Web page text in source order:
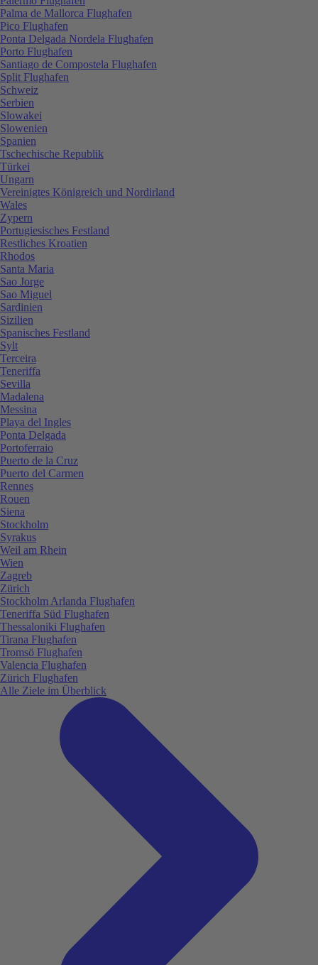
Palma de Mallorca Flughafen
Pico Flughafen
Ponta Delgada Nordela Flughafen
Porto Flughafen
Santiago de Compostela Flughafen
Split Flughafen
Schweiz
Serbien
Slowakei
Slowenien
Spanien
Tschechische Republik
Türkei
Ungarn
Vereinigtes Königreich und Nordirland
Wales
Zypern
Portugiesisches Festland
Restliches Kroatien
Rhodos
Santa Maria
Sao Jorge
Sao Miguel
Sardinien
Sizilien
Spanisches Festland
Sylt
Terceira
Teneriffa
Sevilla
Madalena
Messina
Playa del Ingles
Ponta Delgada
Portoferraio
Puerto de la Cruz
Puerto del Carmen
Rennes
Rouen
Siena
Stockholm
Syrakus
Weil am Rhein
Wien
Zagreb
Zürich
Stockholm Arlanda Flughafen
Teneriffa Süd Flughafen
Thessaloniki Flughafen
Tirana Flughafen
Tromsö Flughafen
Valencia Flughafen
Zürich Flughafen
Alle Ziele im Überblick